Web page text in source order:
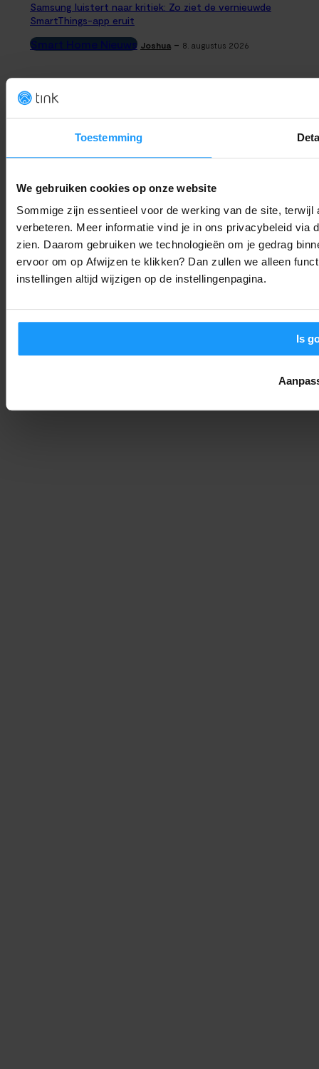
Toestemming
We gebruiken cookies op onze website
Sommige zijn essentieel voor de werking van de site,
verbeteren. Meer informatie vind je in ons privacybeleid via
zien. Daarom gebruiken we technologieën om je gedrag
ervoor om op Afwijzen te klikken? Dan zullen we alleen
instellingen altijd wijzigen op de instellingenpagina.
Is
Samsung luistert naar kritiek: Zo ziet de vernieuwde
SmartThings-app eruit
Smart Home Nieuws Joshua - 8. augustus 2026
Apple Home)
Productlanceringen -
Bijna 6 op de 10 huizen slim in 2029: Dit zijn de smart home
trends voor 2026
Trends & Technologie Joshua - 8. augustus 2026